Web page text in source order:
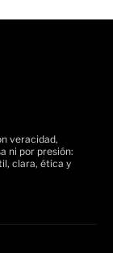
veracidad,
ni por presión:
clara, ética y